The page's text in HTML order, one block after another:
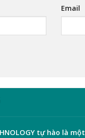
Email
tự hào là một